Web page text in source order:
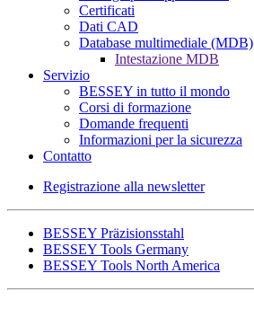
Certificati
Dati CAD
Database multimediale (MDB)
Intestazione MDB
Servizio
BESSEY in tutto il mondo
Corsi di formazione
Domande frequenti
Informazioni per la sicurezza
Contatto
Registrazione alla newsletter
BESSEY Präzisionsstahl
BESSEY Tools Germany
BESSEY Tools North America